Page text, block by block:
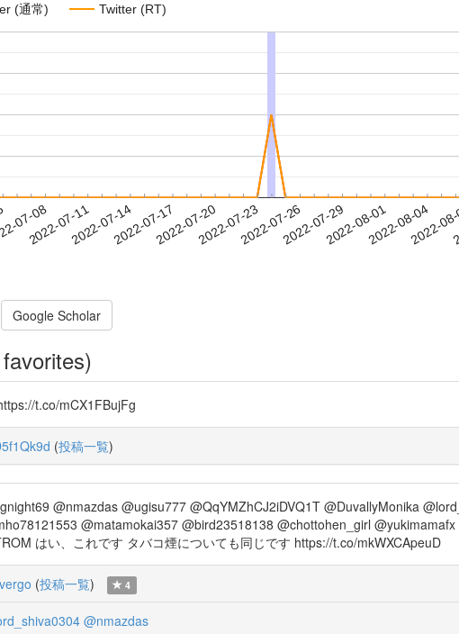
(通常) Twitter (RT)
07-08
2022-07-112022-07-142022-07-172022-07-202022-07-232022-07-262022-07-292022-08-012022-08-04
2022-
Google Scholar
t.co/mCX1FBujFg
(投稿一覧)
@nmazdas @ugisu777 @QqYMZhCJ2iDVQ1T @DuvallyMonika
@matamokai357 @bird23518138 @chottohen_girl
はい、これです タバコ煙についても同じです https://t.co/mkWXCApeuD
(投稿一覧) 4
@nmazdas